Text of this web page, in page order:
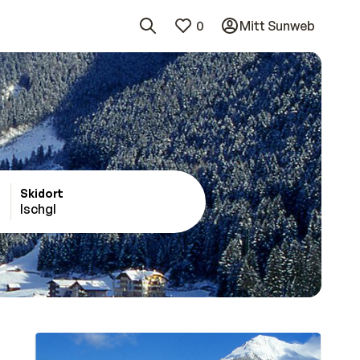
0 Mitt Sunweb
Skidort
Ischgl